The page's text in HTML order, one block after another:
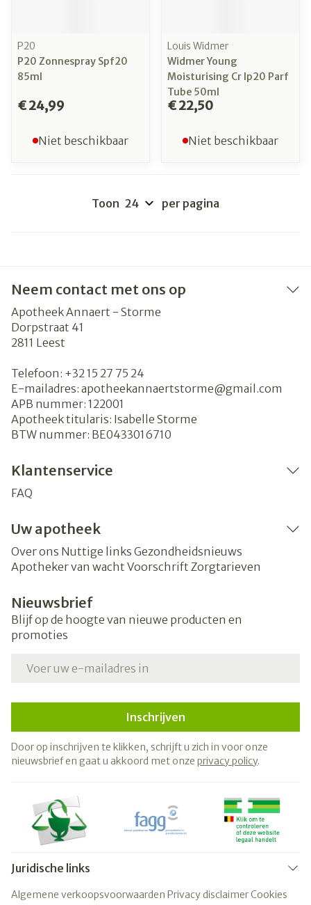
P20
P20 Zonnespray Spf20
85ml
€ 24,99
Niet beschikbaar
Louis Widmer
Widmer Young
Moisturising Cr Ip20 Parf
Tube 50ml
€ 22,50
Niet beschikbaar
Toon per pagina
Neem contact met ons op
Apotheek Annaert - Storme
Dorpstraat 41
2811 Leest
Telefoon: +32 15 27 75 24
E-mailadres: apotheekannaertstorme@gmail.com
APB nummer: 122001
Apotheek titularis: Isabelle Storme
BTW nummer: BE0433016710
Klantenservice
FAQ
Uw apotheek
Over ons Nuttige links Gezondheidsnieuws
Apotheker van wacht Voorschrift Zorgtarieven
Nieuwsbrief
Blijf op de hoogte van nieuwe producten en
promoties
Inschrijven
Door op inschrijven te klikken, schrijft u zich in voor onze
nieuwsbrief en gaat u akkoord met onze privacy policy.
Juridische links
Algemene verkoopsvoorwaarden Privacy disclaimerCookies